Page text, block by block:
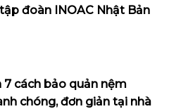
đoàn INOAC Nhật Bản
7 cách bảo quản nệm
chóng, đơn giản tại nhà